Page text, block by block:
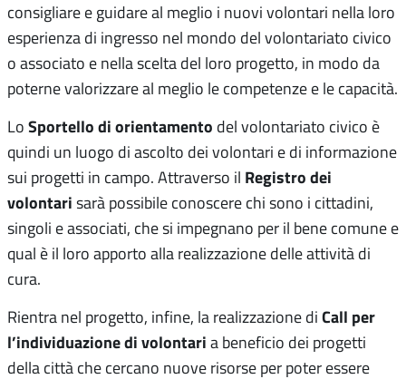
consigliare e guidare al meglio i nuovi volontari nella loro
esperienza di ingresso nel mondo del volontariato civico
o associato e nella scelta del loro progetto, in modo da
poterne valorizzare al meglio le competenze e le capacità.
Lo Sportello di orientamento del volontariato civico è
quindi un luogo di ascolto dei volontari e di informazione
sui progetti in campo. Attraverso il Registro dei
volontari sarà possibile conoscere chi sono i cittadini,
singoli e associati, che si impegnano per il bene comune e
qual è il loro apporto alla realizzazione delle attività di
cura.
Rientra nel progetto, infine, la realizzazione di Call per
l’individuazione di volontari a beneficio dei progetti
della città che cercano nuove risorse per poter essere